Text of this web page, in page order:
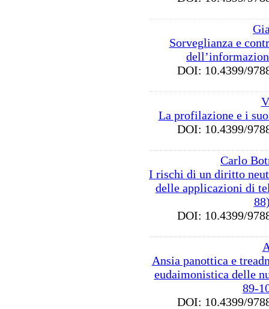
Sorveglianza e
DOI: 10.4399/
La profilazione e i
DOI: 10.4399/
Carlo
I rischi di un diritto
delle applicazioni di
DOI: 10.4399/
Ansia panottica e
eudaimonistica delle
89-
DOI: 10.4399/